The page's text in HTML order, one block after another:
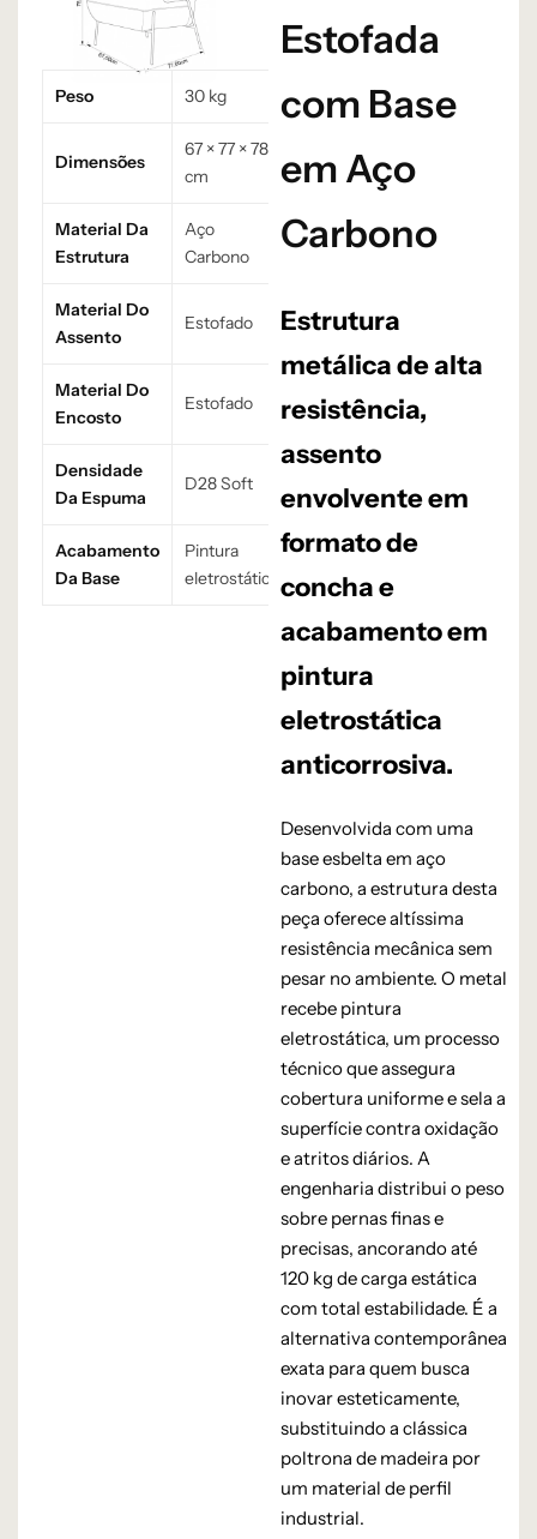
Peso 30 kg
Dimensões
67 × 77 × 78
cm
Material Da
Estrutura
Aço
Carbono
Material Do
Assento
Estofado
Material Do
Encosto
Estofado
Densidade
Da Espuma
D28 Soft
Acabamento
Da Base
Pintura
eletrostática
Estofada
com Base
em Aço
Carbono
Estrutura
metálica de alta
resistência,
assento
envolvente em
formato de
concha e
acabamento em
pintura
eletrostática
anticorrosiva.
Desenvolvida com uma
base esbelta em aço
carbono, a estrutura desta
peça oferece altíssima
resistência mecânica sem
pesar no ambiente. O metal
recebe pintura
eletrostática, um processo
técnico que assegura
cobertura uniforme e sela a
superfície contra oxidação
e atritos diários. A
engenharia distribui o peso
sobre pernas finas e
precisas, ancorando até
120 kg de carga estática
com total estabilidade. É a
alternativa contemporânea
exata para quem busca
inovar esteticamente,
substituindo a clássica
poltrona de madeira por
um material de perfil
industrial.